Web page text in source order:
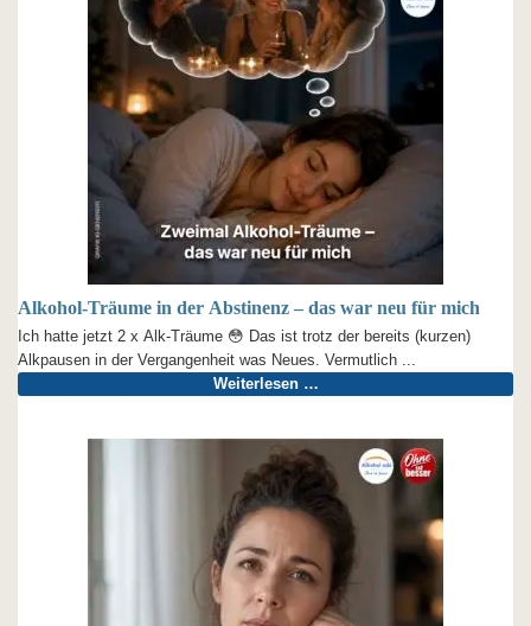
Alkohol-Träume in der Abstinenz – das war neu für mich
Ich hatte jetzt 2 x Alk-Träume 😳 Das ist trotz der bereits (kurzen)
Alkpausen in der Vergangenheit was Neues. Vermutlich ...
Weiterlesen …